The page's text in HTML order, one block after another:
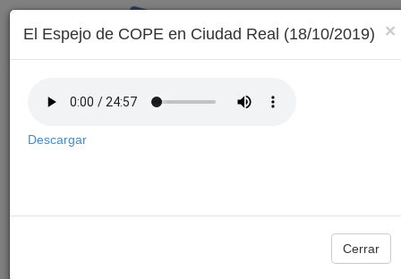
×
El Espejo de COPE en Ciudad Real (18/10/2019)
Descargar
Cerrar